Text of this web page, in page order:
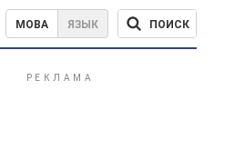
МОВА ЯЗЫК ПОИСК